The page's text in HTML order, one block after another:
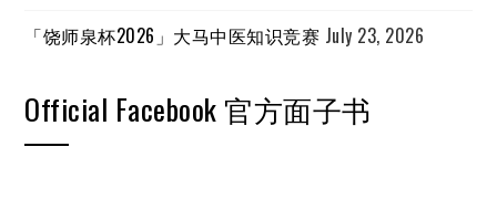
「饶师泉杯2026」大马中医知识竞赛 July 23, 2026
Official Facebook 官方面子书